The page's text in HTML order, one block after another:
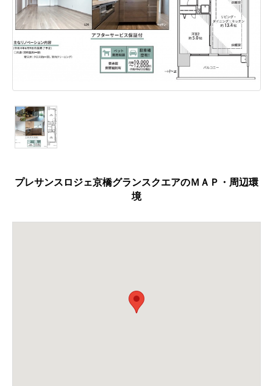
プレサンスロジェ京橋グランスクエアのＭＡＰ・周辺環
境